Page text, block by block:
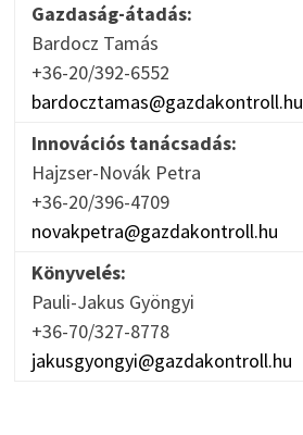
Gazdaság-átadás:
Bardocz Tamás
+36-20/392-6552
bardocztamas@gazdakontroll.hu
Innovációs tanácsadás:
Hajzser-Novák Petra
+36-20/396-4709
novakpetra@gazdakontroll.hu
Könyvelés:
Pauli-Jakus Gyöngyi
+36-70/327-8778
jakusgyongyi@gazdakontroll.hu